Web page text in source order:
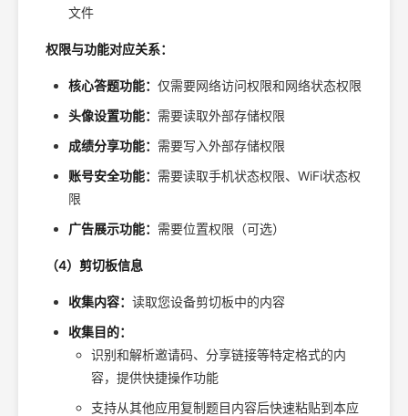
文件
权限与功能对应关系：
核心答题功能： 仅需要网络访问权限和网络状态权限
头像设置功能： 需要读取外部存储权限
成绩分享功能： 需要写入外部存储权限
账号安全功能： 需要读取手机状态权限、WiFi状态权
限
广告展示功能： 需要位置权限（可选）
（4）剪切板信息
收集内容： 读取您设备剪切板中的内容
收集目的：
识别和解析邀请码、分享链接等特定格式的内
容，提供快捷操作功能
支持从其他应用复制题目内容后快速粘贴到本应